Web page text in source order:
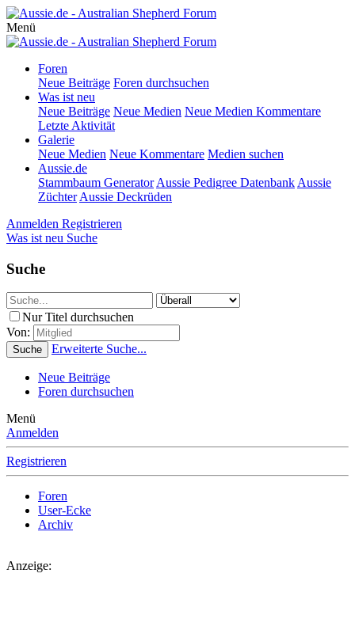
Menü
Foren
Neue Beiträge Foren durchsuchen
Was ist neu
Neue Beiträge Neue Medien Neue Medien Kommentare
Letzte Aktivität
Galerie
Neue Medien Neue Kommentare Medien suchen
Aussie.de
Stammbaum Generator Aussie Pedigree Datenbank Aussie
Züchter Aussie Deckrüden
Anmelden Registrieren
Was ist neu Suche
Suche
Nur Titel durchsuchen
Von:
Suche Erweiterte Suche...
Neue Beiträge
Foren durchsuchen
Menü
Anmelden
Registrieren
Foren
User-Ecke
Archiv
Anzeige: